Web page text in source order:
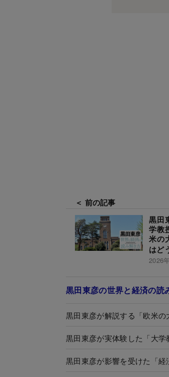
＜ 前の記事
黒田
学教
米の
はど
2026
黒田東彦の世界と経済の読
黒田東彦が解説する「欧米
黒田東彦が実体験した「大
黒田東彦が影響を受けた「